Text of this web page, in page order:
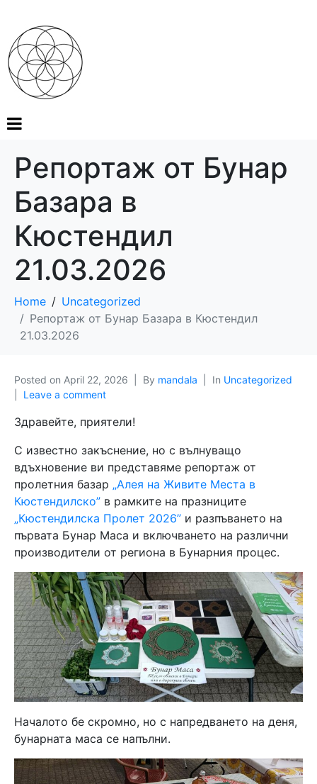
Репортаж от Бунар
Базара в
Кюстендил
21.03.2026
Home
Uncategorized
Репортаж от Бунар Базара в Кюстендил
21.03.2026
Posted on April 22, 2026 By mandala In Uncategorized
Leave a comment
Здравейте, приятели!
С известно закъснение, но с вълнуващо
вдъхновение ви представяме репортаж от
пролетния базар „Алея на Живите Места в
Кюстендилско” в рамките на празниците
„Кюстендилска Пролет 2026” и разпъването на
първата Бунар Маса и включването на различни
производители от региона в Бунарния процес.
Началото бе скромно, но с напредването на деня,
бунарната маса се напълни.